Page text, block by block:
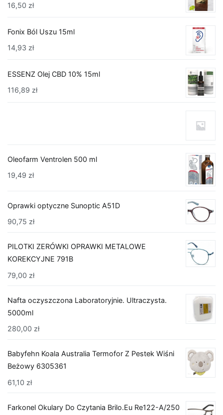
16,50 zł
Fonix Ból Uszu 15ml
14,93 zł
ESSENZ Olej CBD 10% 15ml
116,89 zł
Oleofarm Ventrolen 500 ml
19,49 zł
Oprawki optyczne Sunoptic A51D
90,75 zł
PILOTKI ZERÓWKI OPRAWKI METALOWE
KOREKCYJNE 791B
79,00 zł
Nafta oczyszczona Laboratoryjnie. Ultraczysta.
5000ml
280,00 zł
Babyfehn Koala Australia Termofor Z Pestek Wiśni
Beżowy 6305361
61,10 zł
Farkonel Okulary Do Czytania Brilo.Eu Re122-A/250